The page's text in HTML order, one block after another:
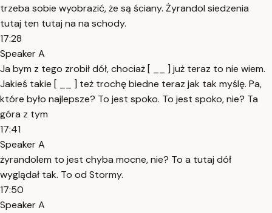
trzeba sobie wyobrazić, że są ściany. Żyrandol siedzenia
tutaj ten tutaj na na schody.
17:28
Speaker A
Ja bym z tego zrobił dół, chociaż [ __ ] już teraz to nie wiem.
Jakieś takie [ __ ] też trochę biedne teraz jak tak myślę. Pa,
które było najlepsze? To jest spoko. To jest spoko, nie? Ta
góra z tym
17:41
Speaker A
żyrandolem to jest chyba mocne, nie? To a tutaj dół
wyglądał tak. To od Stormy.
17:50
Speaker A